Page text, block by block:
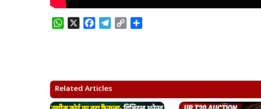
W
A
p
p
o
o
k
r
a
m
i
k
Related Articles